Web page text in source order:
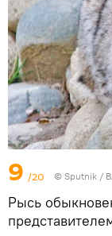
9 /20 © Sputnik /
Рысь